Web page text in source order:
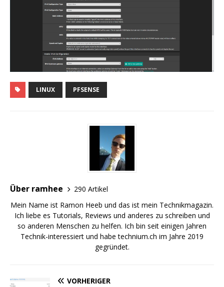
LINUX PFSENSE
Über ramhee
290 Artikel
Mein Name ist Ramon Heeb und das ist mein Technikmagazin.
Ich liebe es Tutorials, Reviews und anderes zu schreiben und
so anderen Menschen zu helfen. Ich bin seit einigen Jahren
Technik-interessiert und habe technium.ch im Jahre 2019
gegründet.
VORHERIGER